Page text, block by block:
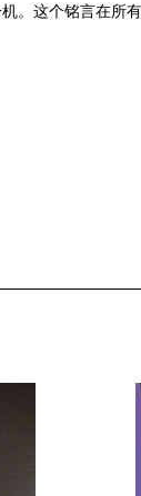
。这个铭言在所